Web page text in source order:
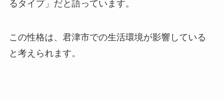
るタイプ」だと語っています。
この性格は、君津市での生活環境が影響している
と考えられます。